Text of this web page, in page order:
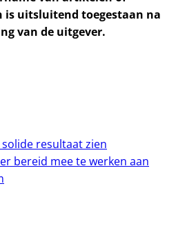
is uitsluitend toegestaan na
van de uitgever.
resultaat zien
bereid mee te werken aan